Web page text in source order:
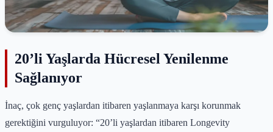
20’li Yaşlarda Hücresel Yenilenme
Sağlanıyor
İnaç, çok genç yaşlardan itibaren yaşlanmaya karşı korunmak
gerektiğini vurguluyor: “20’li yaşlardan itibaren Longevity